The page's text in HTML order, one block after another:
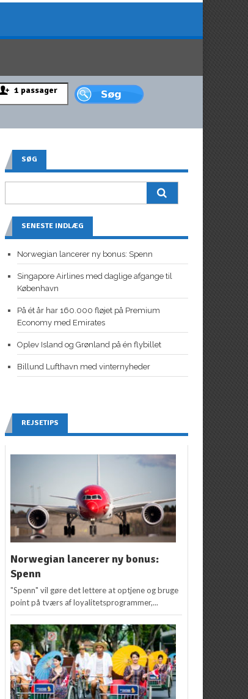
SØG
SENESTE INDLÆG
Norwegian lancerer ny bonus: Spenn
Singapore Airlines med daglige afgange til
København
På ét år har 160.000 fløjet på Premium
Economy med Emirates
Oplev Island og Grønland på én flybillet
Billund Lufthavn med vinternyheder
REJSETIPS
Norwegian lancerer ny bonus:
Spenn
"Spenn" vil gøre det lettere at optjene og bruge
point på tværs af loyalitetsprogrammer,...